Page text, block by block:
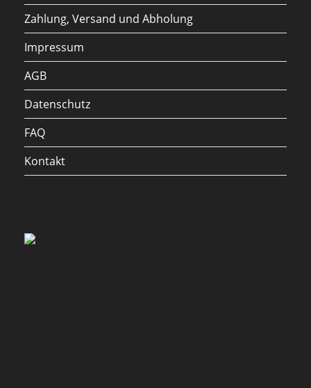
Zahlung, Versand und Abholung
Impressum
AGB
Datenschutz
FAQ
Kontakt